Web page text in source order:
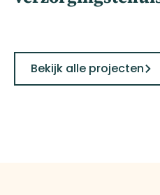
Bekijk alle projecten